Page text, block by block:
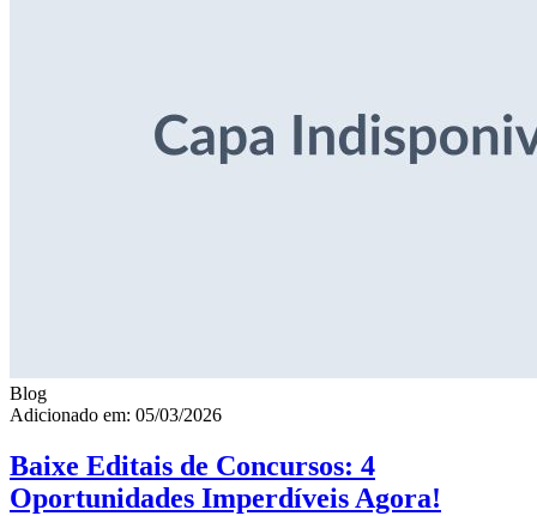
Blog
Adicionado em: 05/03/2026
Baixe Editais de Concursos: 4
Oportunidades Imperdíveis Agora!